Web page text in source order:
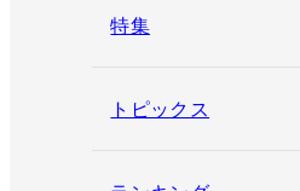
特集
トピックス